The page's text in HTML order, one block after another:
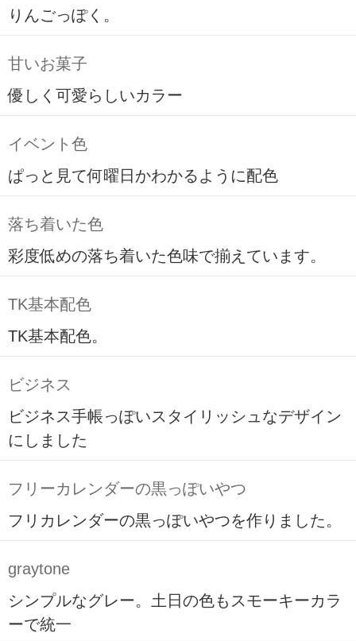
りんごっぽく。
甘いお菓子
優しく可愛らしいカラー
イベント色
ぱっと見て何曜日かわかるように配色
落ち着いた色
彩度低めの落ち着いた色味で揃えています。
TK基本配色
TK基本配色。
ビジネス
ビジネス手帳っぽいスタイリッシュなデザイン
にしました
フリーカレンダーの黒っぽいやつ
フリカレンダーの黒っぽいやつを作りました。
graytone
シンプルなグレー。土日の色もスモーキーカラ
ーで統一